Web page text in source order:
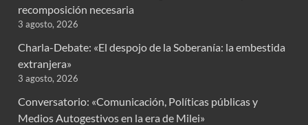
recomposición necesaria
3 agosto, 2026
Charla-Debate: «El despojo de la Soberanía: la embestida
extranjera»
3 agosto, 2026
Conversatorio: «Comunicación, Políticas públicas y
Medios Autogestivos en la era de Milei»